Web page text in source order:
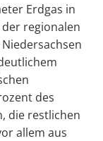
Erdgas in
regionalen
des
die restlichen
allem aus